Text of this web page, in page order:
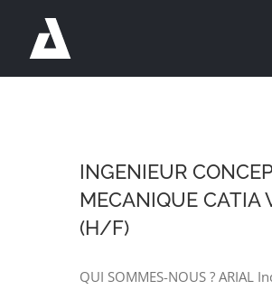
contenu
INGENIEUR
MECANIQUE CATIA
(H/F)
QUI SOMMES-NOUS ? ARIAL